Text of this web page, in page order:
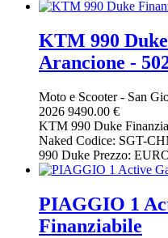
KTM 990
Arancione -
Moto e Scooter- San
2026 9490.00 €
KTM 990 Duke
Naked Codice: SGT-
990 Duke Prezzo:
PIAGGIO 1
Finanziabile